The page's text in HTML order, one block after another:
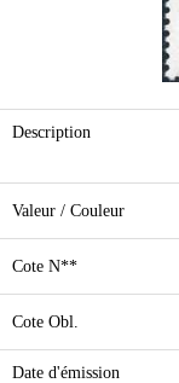
Description
Valeur / Couleur
Cote N**
Cote Obl.
Date d'émission